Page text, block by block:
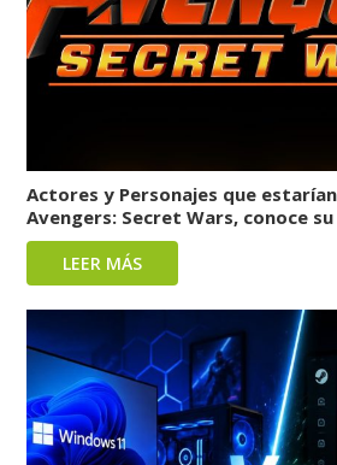
Actores y Personajes que
Avengers: Secret Wars, conoce
LEER MÁS